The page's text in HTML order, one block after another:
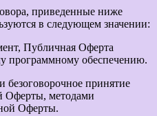
приведенные ниже
в следующем значении:
Публичная Оферта
программному обеспечению.
принятие
Оферты, методами
Оферты.